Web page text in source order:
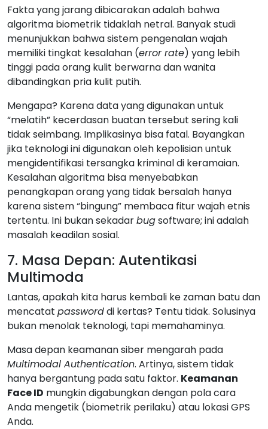
Fakta yang jarang dibicarakan adalah bahwa
algoritma biometrik tidaklah netral. Banyak studi
menunjukkan bahwa sistem pengenalan wajah
memiliki tingkat kesalahan (error rate) yang lebih
tinggi pada orang kulit berwarna dan wanita
dibandingkan pria kulit putih.
Mengapa? Karena data yang digunakan untuk
“melatih” kecerdasan buatan tersebut sering kali
tidak seimbang. Implikasinya bisa fatal. Bayangkan
jika teknologi ini digunakan oleh kepolisian untuk
mengidentifikasi tersangka kriminal di keramaian.
Kesalahan algoritma bisa menyebabkan
penangkapan orang yang tidak bersalah hanya
karena sistem “bingung” membaca fitur wajah etnis
tertentu. Ini bukan sekadarbugsoftware; ini adalah
masalah keadilan sosial.
7. Masa Depan: Autentikasi
Multimoda
Lantas, apakah kita harus kembali ke zaman batu dan
mencatat passworddi kertas? Tentu tidak. Solusinya
bukan menolak teknologi, tapi memahaminya.
Masa depan keamanan siber mengarah pada
Multimodal Authentication. Artinya, sistem tidak
hanya bergantung pada satu faktor. Keamanan
Face ID mungkin digabungkan dengan pola cara
Anda mengetik (biometrik perilaku) atau lokasi GPS
Anda.